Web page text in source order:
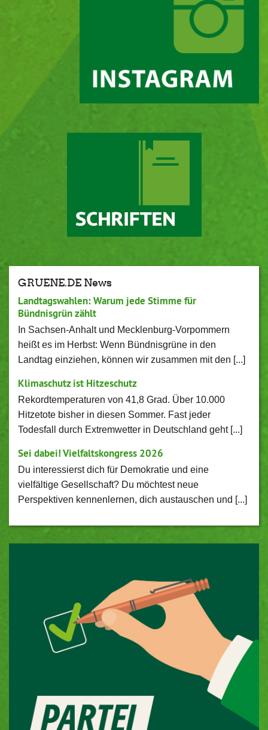
GRUENE.DE News
Landtagswahlen: Warum jede Stimme für
Bündnisgrün zählt
In Sachsen-Anhalt und Mecklenburg-Vorpommern
heißt es im Herbst: Wenn Bündnisgrüne in den
Landtag einziehen, können wir zusammen mit den [...]
Klimaschutz ist Hitzeschutz
Rekordtemperaturen von 41,8 Grad. Über 10.000
Hitzetote bisher in diesen Sommer. Fast jeder
Todesfall durch Extremwetter in Deutschland geht [...]
Sei dabei! Vielfaltskongress 2026
Du interessierst dich für Demokratie und eine
vielfältige Gesellschaft? Du möchtest neue
Perspektiven kennenlernen, dich austauschen und [...]